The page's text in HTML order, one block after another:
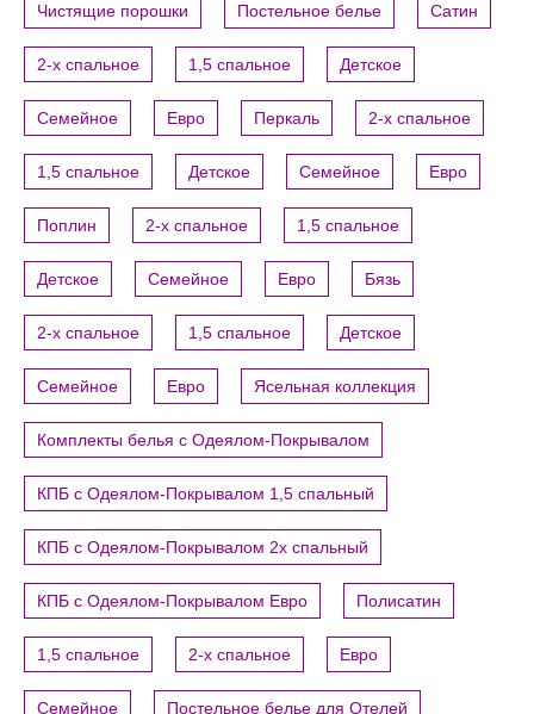
Чистящие порошки Постельное белье Сатин
2-х спальное 1,5 спальное Детское
Семейное Евро Перкаль 2-х спальное
1,5 спальное Детское Семейное Евро
Поплин 2-х спальное 1,5 спальное
Детское Семейное Евро Бязь
2-х спальное 1,5 спальное Детское
Семейное Евро Ясельная коллекция
Комплекты белья с Одеялом-Покрывалом
КПБ с Одеялом-Покрывалом 1,5 спальный
КПБ с Одеялом-Покрывалом 2х спальный
КПБ с Одеялом-Покрывалом Евро Полисатин
1,5 спальное 2-х спальное Евро
Семейное Постельное белье для Отелей